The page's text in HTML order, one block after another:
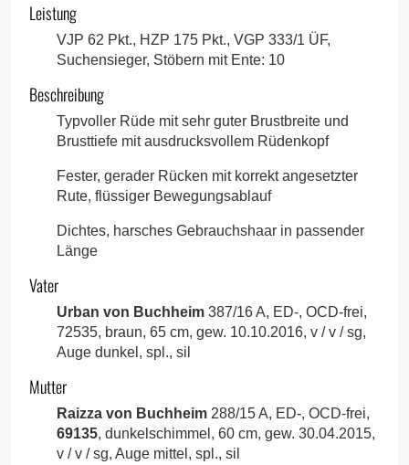
Leistung
VJP 62 Pkt., HZP 175 Pkt., VGP 333/1 ÜF,
Suchensieger, Stöbern mit Ente: 10
Beschreibung
Typvoller Rüde mit sehr guter Brustbreite und
Brusttiefe mit ausdrucksvollem Rüdenkopf
Fester, gerader Rücken mit korrekt angesetzter
Rute, flüssiger Bewegungsablauf
Dichtes, harsches Gebrauchshaar in passender
Länge
Vater
Urban von Buchheim 387/16 A, ED-, OCD-frei,
72535, braun, 65 cm, gew. 10.10.2016, v / v / sg,
Auge dunkel, spl., sil
Mutter
Raizza von Buchheim 288/15 A, ED-, OCD-frei,
69135, dunkelschimmel, 60 cm, gew. 30.04.2015,
v / v / sg, Auge mittel, spl., sil